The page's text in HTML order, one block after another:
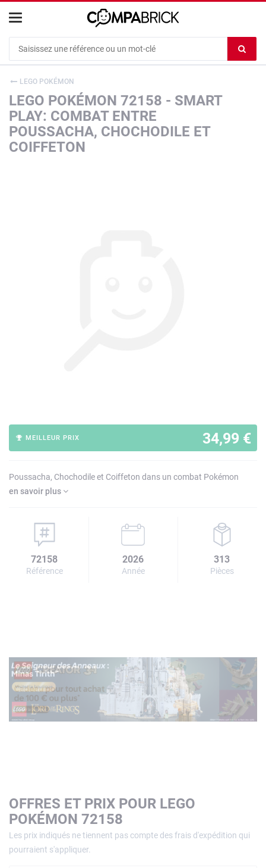
le
LEGO POKÉMON
LEGO POKÉMON 72158 - SMART
PLAY: COMBAT ENTRE
POUSSACHA, CHOCHODILE ET
COIFFETON
34,99 €
MEILLEUR PRIX
Poussacha, Chochodile et Coiffeton dans un combat Pokémon
en savoir plus
72158
Référence
2026
Année
313
Pièces
OFFRES ET PRIX POUR LEGO
POKÉMON 72158
Les prix indiqués ne tiennent pas compte des frais d'expédition qui
pourraient s'appliquer.
Cookies management panel